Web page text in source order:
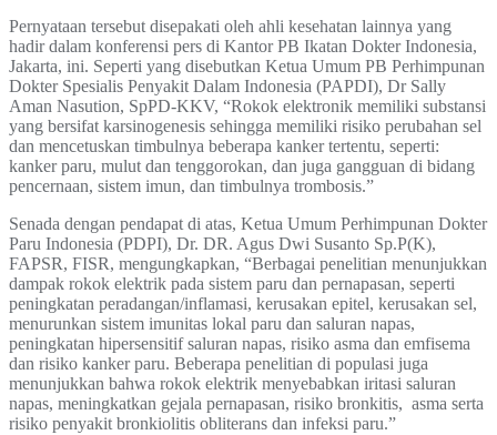
Pernyataan tersebut disepakati oleh ahli kesehatan lainnya yang
hadir dalam konferensi pers di Kantor PB Ikatan Dokter Indonesia,
Jakarta, ini. Seperti yang disebutkan Ketua Umum PB Perhimpunan
Dokter Spesialis Penyakit Dalam Indonesia (PAPDI), Dr Sally
Aman Nasution, SpPD-KKV, “Rokok elektronik memiliki substansi
yang bersifat karsinogenesis sehingga memiliki risiko perubahan sel
dan mencetuskan timbulnya beberapa kanker tertentu, seperti:
kanker paru, mulut dan tenggorokan, dan juga gangguan di bidang
pencernaan, sistem imun, dan timbulnya trombosis.”
Senada dengan pendapat di atas, Ketua Umum Perhimpunan Dokter
Paru Indonesia (PDPI), Dr. DR. Agus Dwi Susanto Sp.P(K),
FAPSR, FISR, mengungkapkan, “Berbagai penelitian menunjukkan
dampak rokok elektrik pada sistem paru dan pernapasan, seperti
peningkatan peradangan/inflamasi, kerusakan epitel, kerusakan sel,
menurunkan sistem imunitas lokal paru dan saluran napas,
peningkatan hipersensitif saluran napas, risiko asma dan emfisema
dan risiko kanker paru. Beberapa penelitian di populasi juga
menunjukkan bahwa rokok elektrik menyebabkan iritasi saluran
napas, meningkatkan gejala pernapasan, risiko bronkitis, asma serta
risiko penyakit bronkiolitis obliterans dan infeksi paru.”